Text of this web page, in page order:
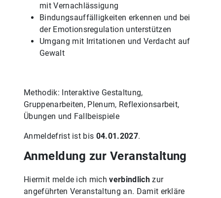
mit Vernachlässigung
Bindungsauffälligkeiten erkennen und bei
der Emotionsregulation unterstützen
Umgang mit Irritationen und Verdacht auf
Gewalt
Methodik: Interaktive Gestaltung,
Gruppenarbeiten, Plenum, Reflexionsarbeit,
Übungen und Fallbeispiele
Anmeldefrist ist bis 04.01.2027.
Anmeldung zur Veranstaltung
Hiermit melde ich michverbindlichzur
angeführten Veranstaltung an. Damit erkläre